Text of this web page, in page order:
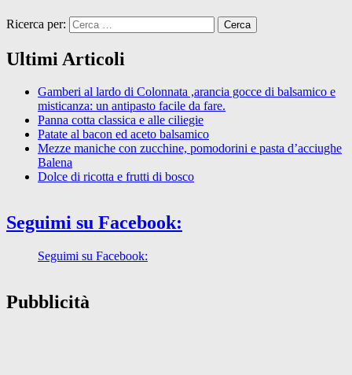
Ricerca per:
Ultimi Articoli
Gamberi al lardo di Colonnata ,arancia gocce di balsamico e
misticanza: un antipasto facile da fare.
Panna cotta classica e alle ciliegie
Patate al bacon ed aceto balsamico
Mezze maniche con zucchine, pomodorini e pasta d’acciughe
Balena
Dolce di ricotta e frutti di bosco
Seguimi su Facebook:
Seguimi su Facebook:
Pubblicità